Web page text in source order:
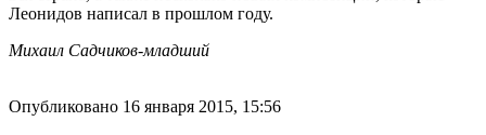
Леонидов написал в прошлом году.
Михаил Садчиков-младший
Опубликовано 16 января 2015, 15:56